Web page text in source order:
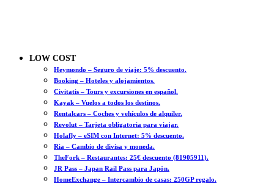
LOW COST
Heymondo – Seguro de viaje: 5% descuento.
Booking – Hoteles y alojamientos.
Civitatis – Tours y excursiones en español.
Kayak – Vuelos a todos los destinos.
Rentalcars – Coches y vehículos de alquiler.
Revolut – Tarjeta obligatoria para viajar.
Holafly – eSIM con Internet: 5% descuento.
Ria – Cambio de divisa y moneda.
TheFork – Restaurantes: 25€ descuento (81905911).
JR Pass – Japan Rail Pass para Japón.
HomeExchange – Intercambio de casas: 250GP regalo.